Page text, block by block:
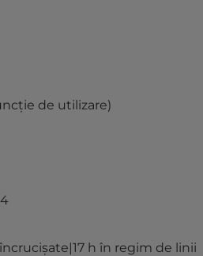
de utilizare)
h în regim de linii